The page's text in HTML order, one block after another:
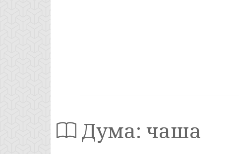
Дума: чаша